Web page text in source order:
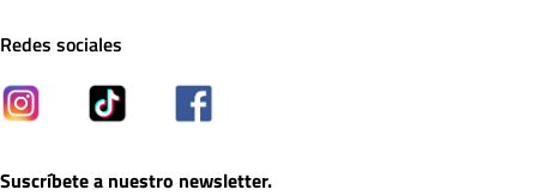
Redes sociales
Suscríbete a nuestro newsletter.